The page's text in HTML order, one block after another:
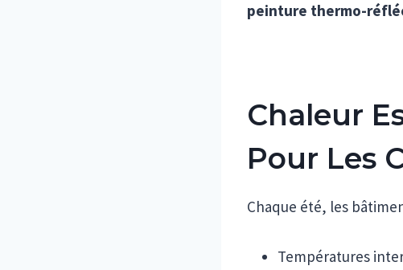
peinture thermo-
Chaleur
Pour Les
Chaque été, les
Températures